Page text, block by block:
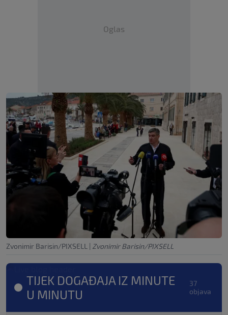
Oglas
Zvonimir Barisin/PIXSELL | Zvonimir Barisin/PIXSELL
TIJEK DOGAĐAJA IZ MINUTE
U MINUTU
37
objava